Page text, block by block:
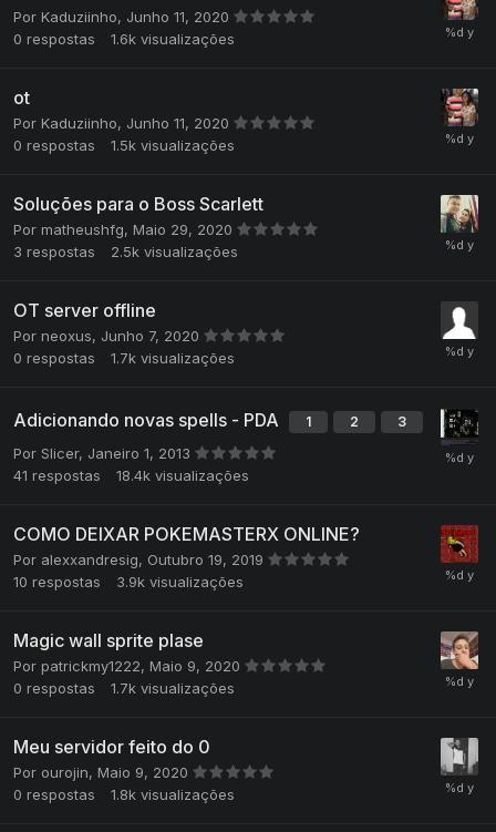
Por Kaduziinho, Junho 11, 2020
0 respostas 1.6k visualizações
ot
Por Kaduziinho, Junho 11, 2020
0 respostas 1.5k visualizações
Soluções para o Boss Scarlett
Por matheushfg, Maio 29, 2020
3 respostas 2.5k visualizações
OT server offline
Por neoxus, Junho 7, 2020
0 respostas 1.7k visualizações
Adicionando novas spells - PDA 1 2 3
Por Slicer, Janeiro 1, 2013
41 respostas 18.4k visualizações
COMO DEIXAR POKEMASTERX ONLINE?
Por alexxandresig, Outubro 19, 2019
10 respostas 3.9k visualizações
Magic wall sprite plase
Por patrickmy1222, Maio 9, 2020
0 respostas 1.7k visualizações
Meu servidor feito do 0
Por ourojin, Maio 9, 2020
0 respostas 1.8k visualizações